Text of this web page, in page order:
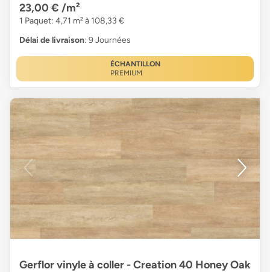
23,00 € /m²
1 Paquet: 4,71 m² à 108,33 €
Délai de livraison: 9 Journées
ÉCHANTILLON
PREMIUM
Gerflor vinyle à coller - Creation 40 Honey Oak